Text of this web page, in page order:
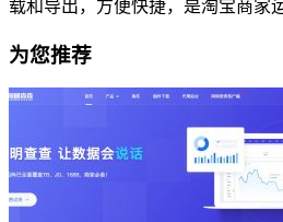
载和导出，方便快捷，是淘宝商家
为您推荐